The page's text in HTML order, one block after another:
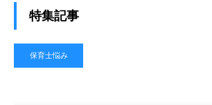
特集記事
保育士悩み